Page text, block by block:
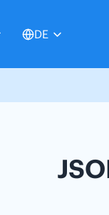
DE